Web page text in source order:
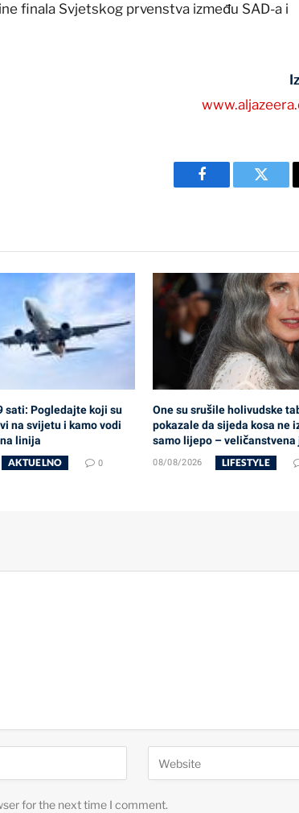
finala Svjetskog prvenstva između SAD-a i
Facebook
sati: Pogledajte koji su
na svijetu i kamo vodi
linija
AKTUELNO 0
One su srušile holivudske
pokazale da sijeda kosa ne
samo lijepo – veličanstvena
08/08/2026 LIFESTYLE
for the next time I comment.